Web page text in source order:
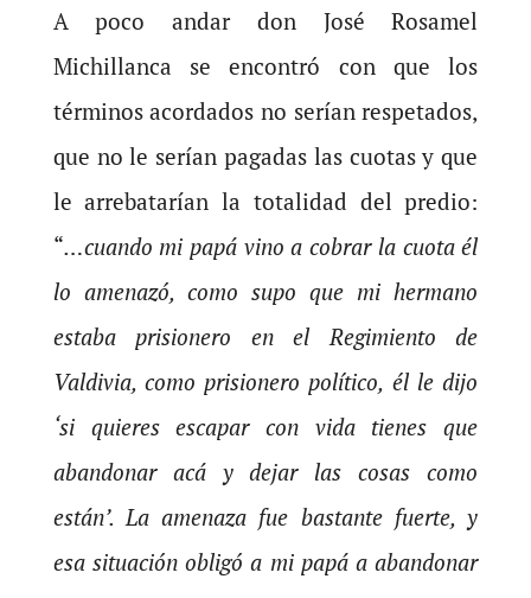
A poco andar don José Rosamel
Michillanca se encontró con que los
términos acordados no serían respetados,
que no le serían pagadas las cuotas y que
le arrebatarían la totalidad del predio:
“…cuando mi papá vino a cobrar la cuota él
lo amenazó, como supo que mi hermano
estaba prisionero en el Regimiento de
Valdivia, como prisionero político, él le dijo
‘si quieres escapar con vida tienes que
abandonar acá y dejar las cosas como
están’. La amenaza fue bastante fuerte, y
esa situación obligó a mi papá a abandonar